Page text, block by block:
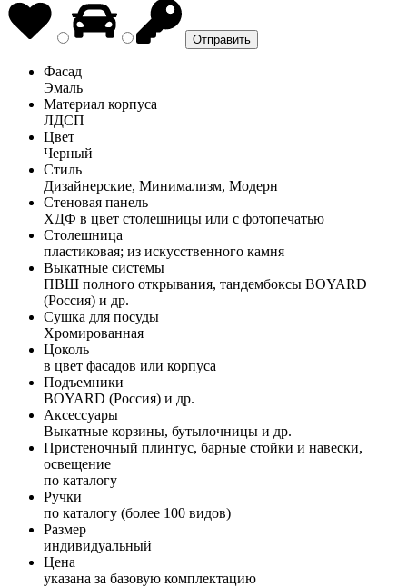
Фасад
Эмаль
Материал корпуса
ЛДСП
Цвет
Черный
Стиль
Дизайнерские, Минимализм, Модерн
Стеновая панель
ХДФ в цвет столешницы или с фотопечатью
Столешница
пластиковая; из искусственного камня
Выкатные системы
ПВШ полного открывания, тандембоксы BOYARD
(Россия) и др.
Сушка для посуды
Хромированная
Цоколь
в цвет фасадов или корпуса
Подъемники
BOYARD (Россия) и др.
Аксессуары
Выкатные корзины, бутылочницы и др.
Пристеночный плинтус, барные стойки и навески,
освещение
по каталогу
Ручки
по каталогу (более 100 видов)
Размер
индивидуальный
Цена
указана за базовую комплектацию